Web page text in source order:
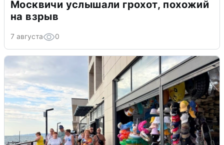
Москвичи услышали грохот, похожий
на взрыв
7 августа 0